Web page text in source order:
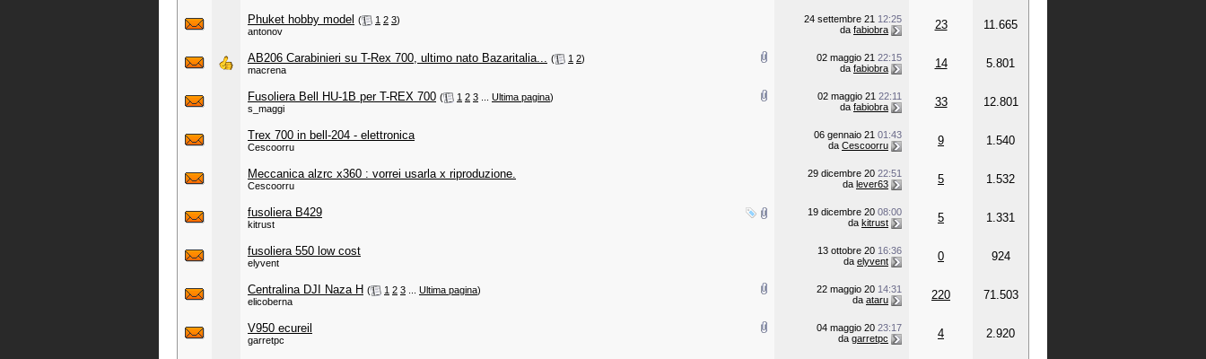
Phuket hobby model ( 1 2 3)
antonov
24 settembre 21 12:25
da fabiobra 23 11.665
AB206 Carabinieri su T-Rex 700, ultimo nato Bazaritalia... ( 1 2)
macrena
02 maggio 21 22:15
da fabiobra 14 5.801
Fusoliera Bell HU-1B per T-REX 700 ( 1 2 3 Ultima pagina)
s_maggi
02 maggio 21 22:11
da fabiobra 33 12.801
Trex 700 in bell-204 - elettronica
Cescoorru
06 gennaio 21 01:43
da Cescoorru 9 1.540
Meccanica alzrc x360 : vorrei usarla x riproduzione.
Cescoorru
29 dicembre 20 22:51
da lever63 5 1.532
fusoliera B429
kitrust
19 dicembre 20 08:00
da kitrust 5 1.331
fusoliera 550 low cost
elyvent
13 ottobre 20 16:36
da elyvent 0 924
Centralina DJI Naza H ( 1 2 3 Ultima pagina)
elicoberna
22 maggio 20 14:31
da ataru 220 71.503
V950 ecureil
garretpc
04 maggio 20 23:17
da garretpc 4 2.920